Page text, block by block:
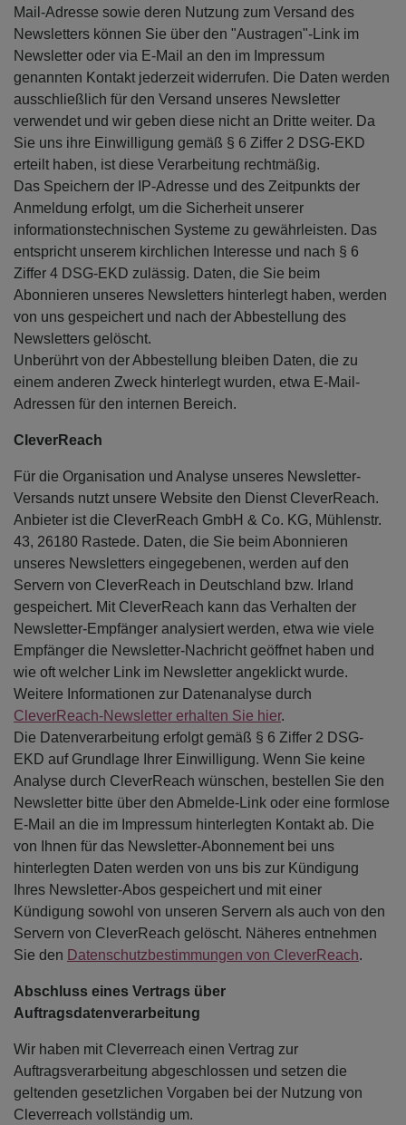
Mail-Adresse sowie deren Nutzung zum Versand des
Newsletters können Sie über den "Austragen"-Link im
Newsletter oder via E-Mail an den im Impressum
genannten Kontakt jederzeit widerrufen. Die Daten werden
ausschließlich für den Versand unseres Newsletter
verwendet und wir geben diese nicht an Dritte weiter. Da
Sie uns ihre Einwilligung gemäß § 6 Ziffer 2 DSG-EKD
erteilt haben, ist diese Verarbeitung rechtmäßig.
Das Speichern der IP-Adresse und des Zeitpunkts der
Anmeldung erfolgt, um die Sicherheit unserer
informationstechnischen Systeme zu gewährleisten. Das
entspricht unserem kirchlichen Interesse und nach § 6
Ziffer 4 DSG-EKD zulässig. Daten, die Sie beim
Abonnieren unseres Newsletters hinterlegt haben, werden
von uns gespeichert und nach der Abbestellung des
Newsletters gelöscht.
Unberührt von der Abbestellung bleiben Daten, die zu
einem anderen Zweck hinterlegt wurden, etwa E-Mail-
Adressen für den internen Bereich.
CleverReach
Für die Organisation und Analyse unseres Newsletter-
Versands nutzt unsere Website den Dienst CleverReach.
Anbieter ist die CleverReach GmbH & Co. KG, Mühlenstr.
43, 26180 Rastede. Daten, die Sie beim Abonnieren
unseres Newsletters eingegebenen, werden auf den
Servern von CleverReach in Deutschland bzw. Irland
gespeichert. Mit CleverReach kann das Verhalten der
Newsletter-Empfänger analysiert werden, etwa wie viele
Empfänger die Newsletter-Nachricht geöffnet haben und
wie oft welcher Link im Newsletter angeklickt wurde.
Weitere Informationen zur Datenanalyse durch
CleverReach-Newsletter erhalten Sie hier.
Die Datenverarbeitung erfolgt gemäß § 6 Ziffer 2 DSG-
EKD auf Grundlage Ihrer Einwilligung. Wenn Sie keine
Analyse durch CleverReach wünschen, bestellen Sie den
Newsletter bitte über den Abmelde-Link oder eine formlose
E-Mail an die im Impressum hinterlegten Kontakt ab. Die
von Ihnen für das Newsletter-Abonnement bei uns
hinterlegten Daten werden von uns bis zur Kündigung
Ihres Newsletter-Abos gespeichert und mit einer
Kündigung sowohl von unseren Servern als auch von den
Servern von CleverReach gelöscht. Näheres entnehmen
Sie den Datenschutzbestimmungen von CleverReach.
Abschluss eines Vertrags über
Auftragsdatenverarbeitung
Wir haben mit Cleverreach einen Vertrag zur
Auftragsverarbeitung abgeschlossen und setzen die
geltenden gesetzlichen Vorgaben bei der Nutzung von
Cleverreach vollständig um.